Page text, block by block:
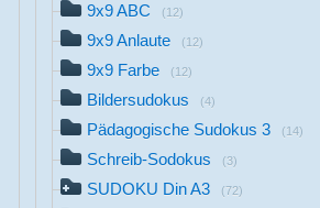
9x9 ABC (12)
9x9 Anlaute (12)
9x9 Farbe (12)
Bildersudokus (4)
Pädagogische Sudokus 3 (14)
Schreib-Sodokus (3)
SUDOKU Din A3 (72)